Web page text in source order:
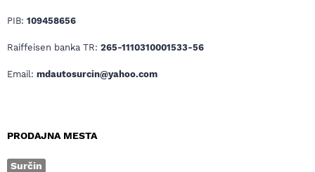
PIB: 109458656
Raiffeisen banka TR: 265-1110310001533-56
Email: mdautosurcin@yahoo.com
PRODAJNA MESTA
Surčin